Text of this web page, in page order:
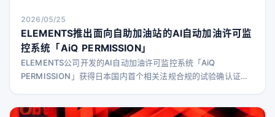
2026/05/25
ELEMENTS推出面向自助加油站的AI自动加油许可监
控系统「AiQ PERMISSION」
ELEMENTS公司开发的AI自动加油许可监控系统「AiQ
PERMISSION」获得日本国内首个相关法规合规的试验确认证